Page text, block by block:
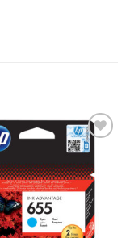
Πρόσθήκη
λίστα
επιθυμιών